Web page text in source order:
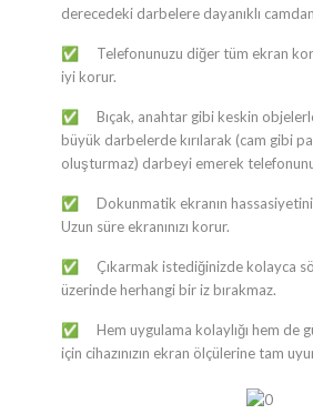
derecedeki darbelere dayanıklı
✅ ​Telefonunuzu diğer tüm ekran
iyi korur.
✅ ​Bıçak, anahtar gibi keskin
büyük darbelerde kırılarak (cam gibi
oluşturmaz) darbeyi emerek
✅ ​Dokunmatik ekranın
Uzun süre ekranınızı korur.
✅ ​Çıkarmak istediğinizde kolayca
üzerinde herhangi bir iz bırakmaz.
✅ ​Hem uygulama kolaylığı hem de
için cihazınızın ekran ölçülerine tam